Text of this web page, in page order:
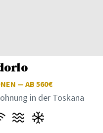
— AB 560€
in der Toskana